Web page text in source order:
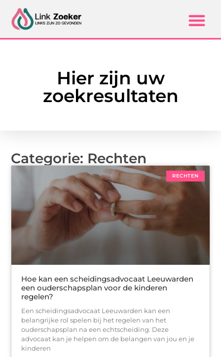
Hier zijn uw
zoekresultaten
Categorie: Rechten
RECHTEN
Hoe kan een scheidingsadvocaat Leeuwarden
een ouderschapsplan voor de kinderen
regelen?
Een scheidingsadvocaat Leeuwarden kan een
belangrijke rol spelen bij het regelen van het
ouderschapsplan na een echtscheiding. Deze
advocaat kan je helpen om de belangen van jou en je
kinderen